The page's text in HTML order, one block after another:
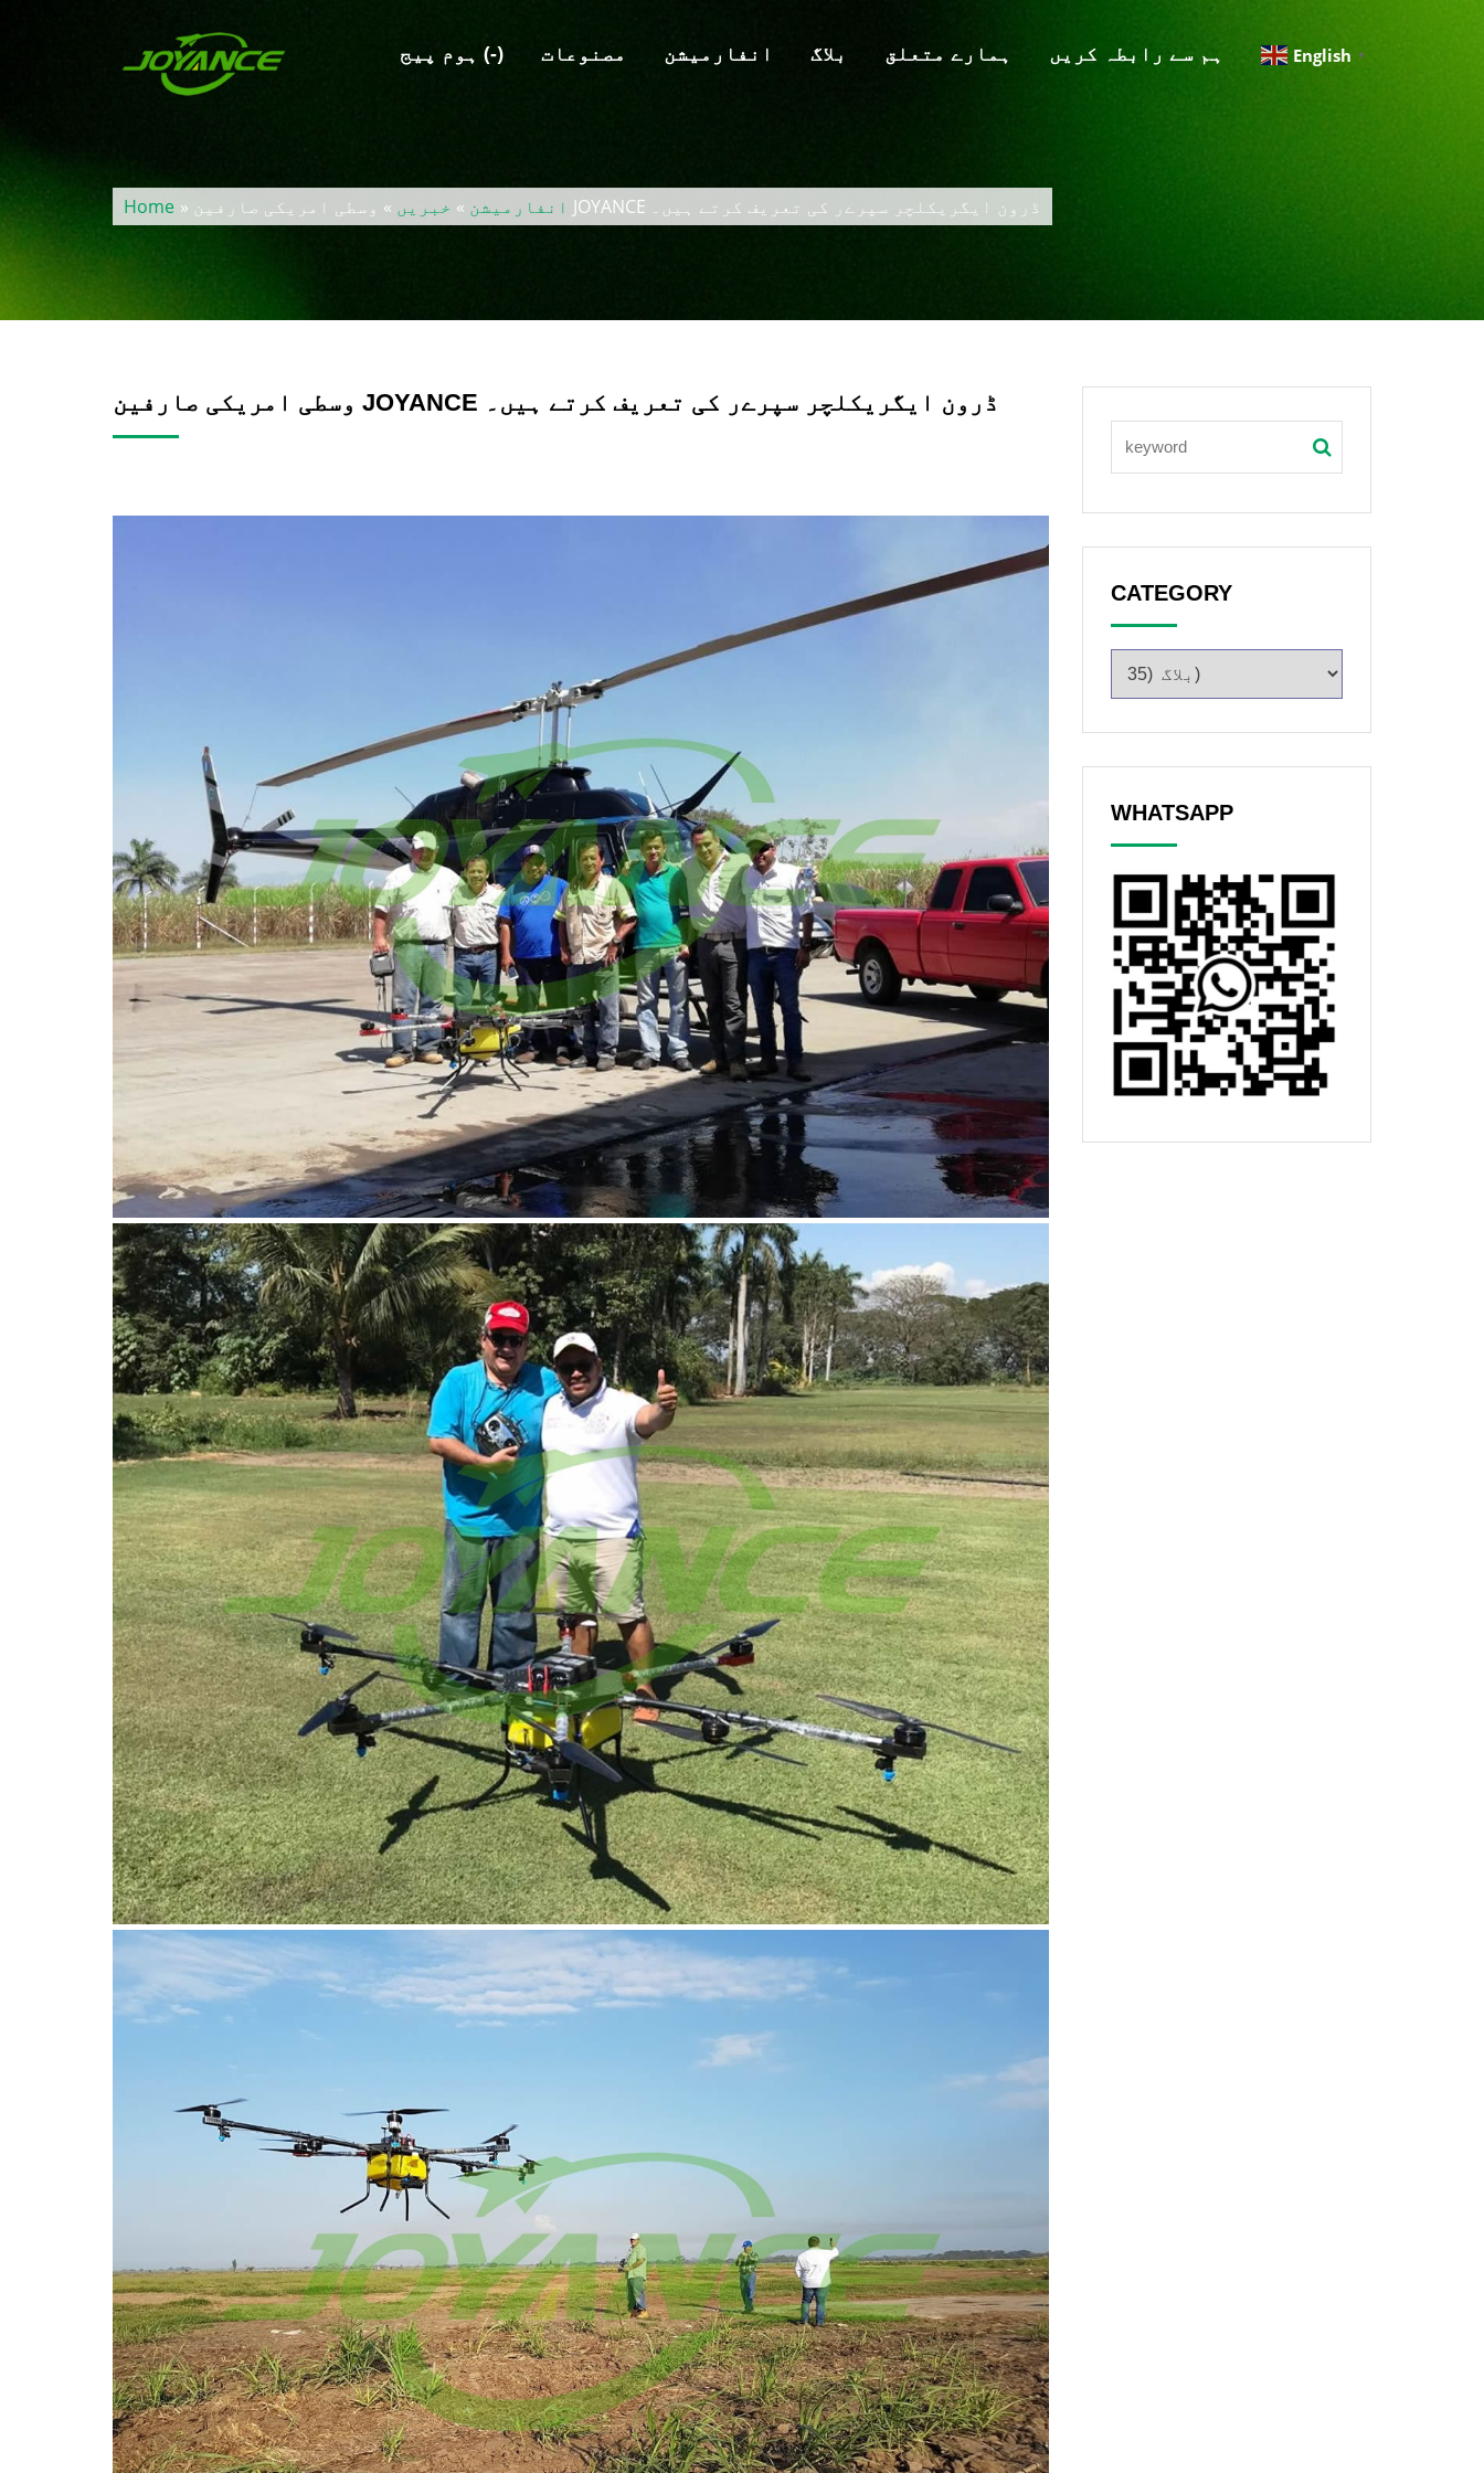
ہوم پیج (-) مصنوعات انفارمیشن بلاگ ہمارے متعلق ہم سے رابطہ کریں English ▼
Home » انفارمیشن » خبریں » وسطی امریکی صارفین JOYANCE ڈرون ایگریکلچر سپرےر کی تعریف کرتے ہیں۔
وسطی امریکی صارفین JOYANCE ڈرون ایگریکلچر سپرےر کی تعریف کرتے ہیں۔
CATEGORY
WHATSAPP